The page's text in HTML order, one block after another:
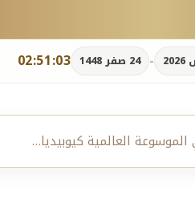
02:51:04 - 24 صفر 1448